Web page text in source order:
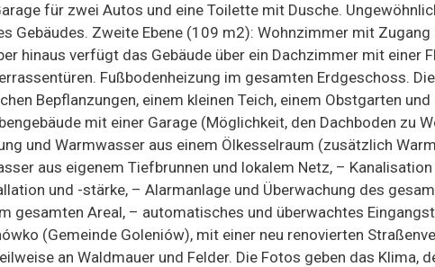
für zwei Autos und eine Toilette mit Dusche.
Gebäudes. Zweite Ebene (109 m2): Wohnzimmer mit Zugang
hinaus verfügt das Gebäude über ein Dachzimmer mit einer
Fußbodenheizung im gesamten Erdgeschoss.
Bepflanzungen, einem kleinen Teich, einem Obstgarten und
mit einer Garage (Möglichkeit, den Dachboden zu
und Warmwasser aus einem Ölkesselraum (zusätzlich
aus eigenem Tiefbrunnen und lokalem Netz, –
und -stärke, – Alarmanlage und Überwachung des
gesamten Areal, – automatisches und überwachtes
(Gemeinde Goleniów), mit einer neu renovierten
an Waldmauer und Felder. Die Fotos geben das Klima,